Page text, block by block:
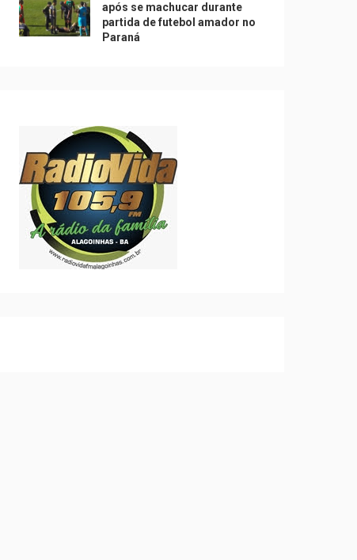
após se machucar durante
partida de futebol amador no
Paraná